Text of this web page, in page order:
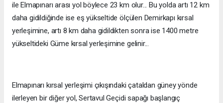
ile Elmapınarı arası yol böylece 23 km olur... Bu yolda artı 12 km
daha gidildiğinde ise eş yükseltide ölçülen Demirkapı kırsal
yerleşimine, artı 8 km daha gidildikten sonra ise 1400 metre
yükseltideki Güme kırsal yerleşimine gelinir...
Elmapınarı kırsal yerleşimi çıkışındaki çataldan güney yönde
ilerleyen bir diğer yol, Sertavul Geçidi sapağı başlangıç